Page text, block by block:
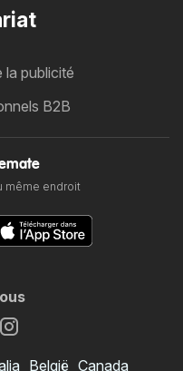
la publicité
B2B
même endroit
België Canada